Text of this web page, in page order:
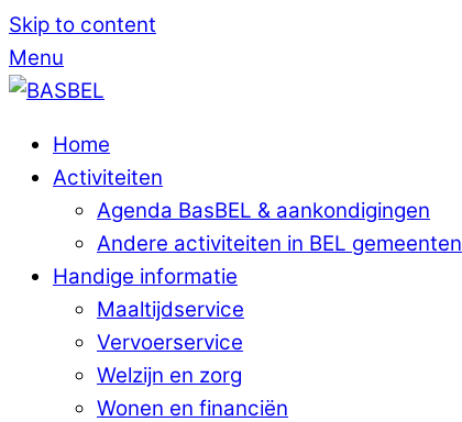
Skip to content
Menu
Home
Activiteiten
Agenda BasBEL & aankondigingen
Andere activiteiten in BEL gemeenten
Handige informatie
Maaltijdservice
Vervoerservice
Welzijn en zorg
Wonen en financiën